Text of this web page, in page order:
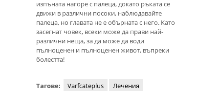
изпъната нагоре с палеца, докато ръката се
движи в различни посоки, наблюдавайте
палеца, но главата не е обърната с него. Като
засегнат човек, всеки може да прави най-
различни неща, за да може да води
пълноценен и пълноценен живот, въпреки
болестта!
Тагове: Varfcateplus
Лечения